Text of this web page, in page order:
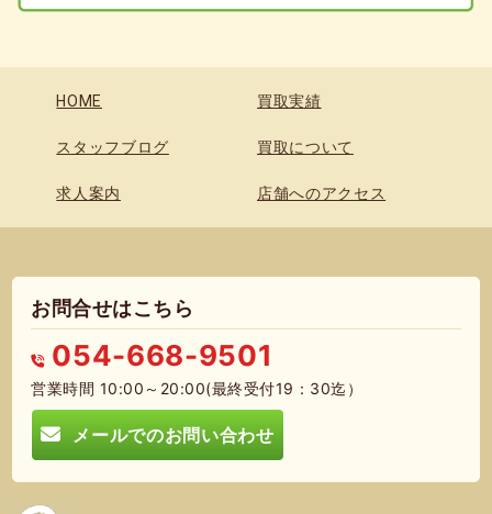
HOME 買取実績
スタッフブログ 買取について
求人案内 店舗へのアクセス
お問合せはこちら
054-668-9501
営業時間 10:00～20:00(最終受付19：30迄）
メールでのお問い合わせ